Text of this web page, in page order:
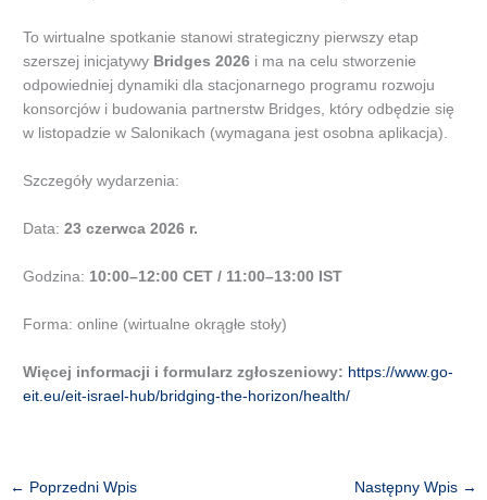
To wirtualne spotkanie stanowi strategiczny pierwszy etap
szerszej inicjatywy Bridges 2026 i ma na celu stworzenie
odpowiedniej dynamiki dla stacjonarnego programu rozwoju
konsorcjów i budowania partnerstw Bridges, który odbędzie się
w listopadzie w Salonikach (wymagana jest osobna aplikacja).
Szczegóły wydarzenia:
Data:23 czerwca 2026 r.
Godzina: 10:00–12:00 CET / 11:00–13:00 IST
Forma: online (wirtualne okrągłe stoły)
Więcej informacji i formularz zgłoszeniowy: https://www.go-
eit.eu/eit-israel-hub/bridging-the-horizon/health/
← Poprzedni Wpis Następny Wpis →